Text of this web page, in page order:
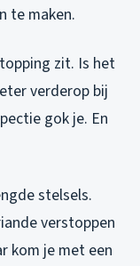
te maken.
zit. Is het
verderop bij
gok je. En
stelsels.
verstoppen
kom je met een